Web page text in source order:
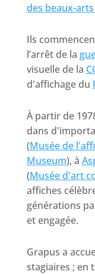
des beaux-
Ils
l’arrêt de la
visuelle de la
d'affichage du
À partir de
dans
(Musée de
Museum), à
(Musée d'art
affiches
générations
et engagée.
Grapus a
stagiaires ; en